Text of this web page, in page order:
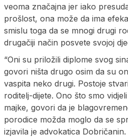
veoma značajna jer iako
prošlost, ona može da ima
smislu toga da se mnogi drugi
drugačiji način posvete svojoj
“Oni su priložili diplome svog
govori ništa drugo osim da su
vaspita neko drugi. Postoje
roditelj-dijete. Ono što smo
majke, govori da je
porodice možda moglo da se
izjavila je advokatica Dobričanin.